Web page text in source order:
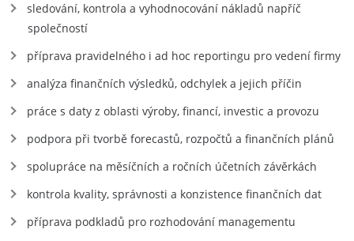
sledování, kontrola a vyhodnocování nákladů napříč
společností
příprava pravidelného i ad hoc reportingu pro vedení firmy
analýza finančních výsledků, odchylek a jejich příčin
práce s daty z oblasti výroby, financí, investic a provozu
podpora při tvorbě forecastů, rozpočtů a finančních plánů
spolupráce na měsíčních a ročních účetních závěrkách
kontrola kvality, správnosti a konzistence finančních dat
příprava podkladů pro rozhodování managementu